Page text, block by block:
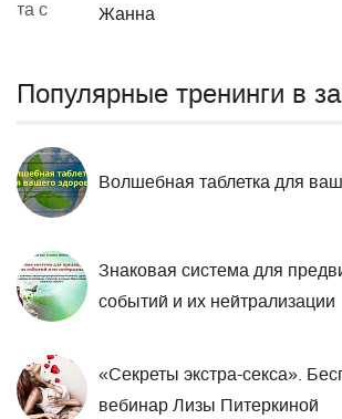
Жанна
Популярные тренинги в
Волшебная таблетка для
Знаковая система для
событий и их нейтрализации
«Секреты экстра-секса».
вебинар Лизы Питеркиной